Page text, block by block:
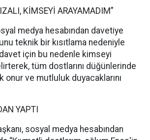
KİMSEYİ ARAYAMADIM”
medya hesabından davetiye
teknik bir kısıtlama nedeniyle
davet için bu nedenle kimseyi
tüm dostlarını düğünlerinde
onur ve mutluluk duyacaklarını
YAPTI
sosyal medya hesabından